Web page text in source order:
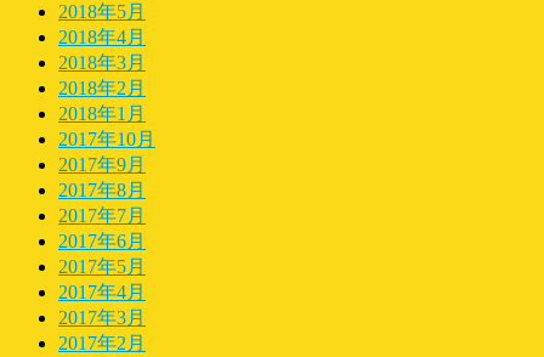
2018年5月
2018年4月
2018年3月
2018年2月
2018年1月
2017年10月
2017年9月
2017年8月
2017年7月
2017年6月
2017年5月
2017年4月
2017年3月
2017年2月